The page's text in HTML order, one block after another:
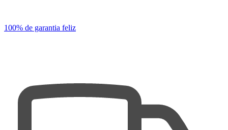
100% de garantia feliz